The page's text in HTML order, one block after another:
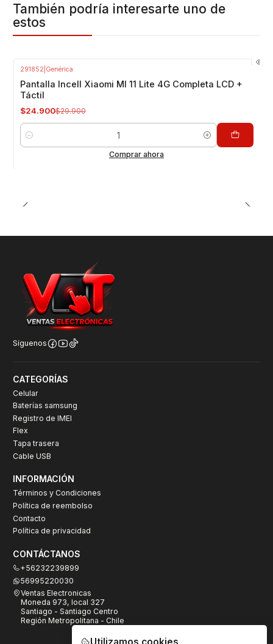
También podría interesarte uno de
estos
291852 Genérica
Pantalla Incell Xiaomi MI 11 Lite 4G Completa LCD +
Táctil
$24.900$29.900
Cantidad
Comprar ahora
Síguenos
CATEGORÍAS
Celular
Baterías samsung
Registro de IMEI
Flex
Tapa trasera
Cable USB
INFORMACIÓN
Términos y Condiciones
Política de reembolso
Contacto
Política de privacidad
CONTÁCTANOS
+56232239899
56995220030
Ventas Electronicas
Moneda 973, local 327
Santiago - Santiago Centro
Región Metropolitana - Chile